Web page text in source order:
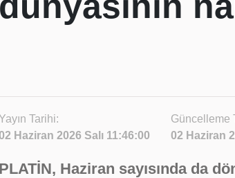
Tarihi:
Haziran 2026 Salı 11:46:00
Güncelleme
02 Haziran
PLATİN, Haziran sayısında da